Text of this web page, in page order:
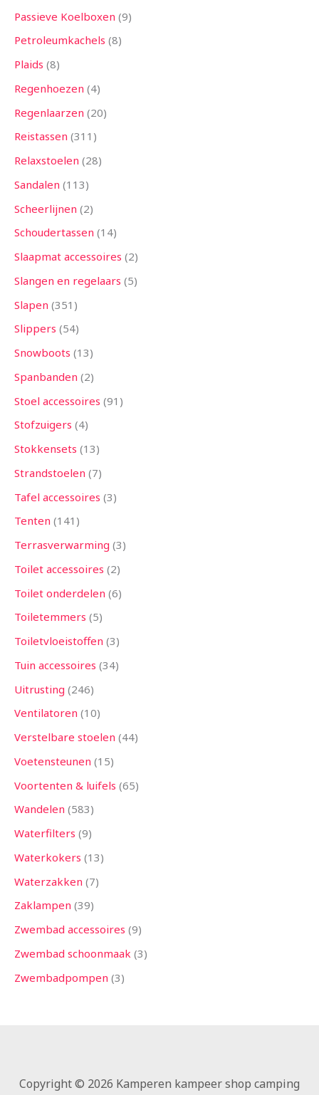
Passieve Koelboxen 9
Petroleumkachels 8
Plaids 8
Regenhoezen 4
Regenlaarzen 20
Reistassen 311
Relaxstoelen 28
Sandalen 113
Scheerlijnen 2
Schoudertassen 14
Slaapmat accessoires 2
Slangen en regelaars 5
Slapen 351
Slippers 54
Snowboots 13
Spanbanden 2
Stoel accessoires 91
Stofzuigers 4
Stokkensets 13
Strandstoelen 7
Tafel accessoires 3
Tenten 141
Terrasverwarming 3
Toilet accessoires 2
Toilet onderdelen 6
Toiletemmers 5
Toiletvloeistoffen 3
Tuin accessoires 34
Uitrusting 246
Ventilatoren 10
Verstelbare stoelen 44
Voetensteunen 15
Voortenten & luifels 65
Wandelen 583
Waterfilters 9
Waterkokers 13
Waterzakken 7
Zaklampen 39
Zwembad accessoires 9
Zwembad schoonmaak 3
Zwembadpompen 3
Copyright © 2026 Kamperen kampeer shop camping